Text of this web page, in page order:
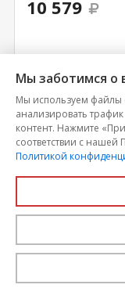
10 579
Мы заботимся о
Мы используем файлы
анализировать
контент. Нажмите
соответствии с
Политикой